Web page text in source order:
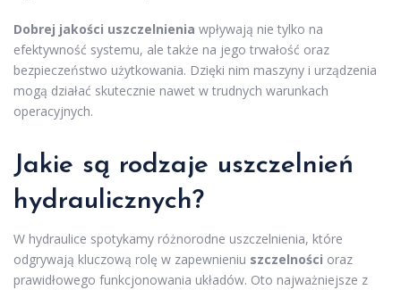
Dobrej jakości uszczelnienia wpływają nie tylko na
efektywność systemu, ale także na jego trwałość oraz
bezpieczeństwo użytkowania. Dzięki nim maszyny i urządzenia
mogą działać skutecznie nawet w trudnych warunkach
operacyjnych.
Jakie są rodzaje uszczelnień
hydraulicznych?
W hydraulice spotykamy różnorodne uszczelnienia, które
odgrywają kluczową rolę w zapewnieniu szczelności oraz
prawidłowego funkcjonowania układów. Oto najważniejsze z